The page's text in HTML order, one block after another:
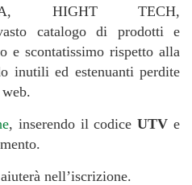
HIGHT TECH,
catalogo di prodotti e
e scontatissimo rispetto alla
inutili ed estenuanti perdite
, inserendo il codiceUTV e
nell’iscrizione.